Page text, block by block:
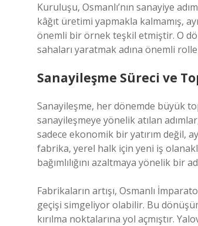
Kuruluşu, Osmanlı’nın sanayiye
kâğıt üretimi yapmakla kalmamış,
önemli bir örnek teşkil etmiştir. O
sahaları yaratmak adına önemli
Sanayileşme Süreci ve
Sanayileşme, her dönemde büyük
sanayileşmeye yönelik atılan
sadece ekonomik bir yatırım değil,
fabrika, yerel halk için yeni iş
bağımlılığını azaltmaya yönelik bir
Fabrikaların artışı, Osmanlı
geçişi simgeliyor olabilir. Bu
kırılma noktalarına yol açmıştır.